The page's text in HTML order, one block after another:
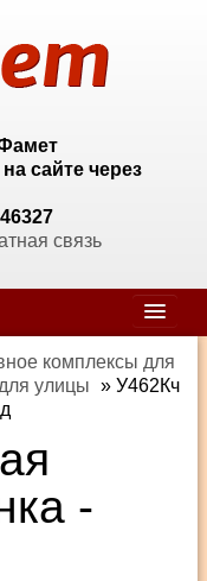
сайте через
связь
комплексы для
улицы » У462Кч
-